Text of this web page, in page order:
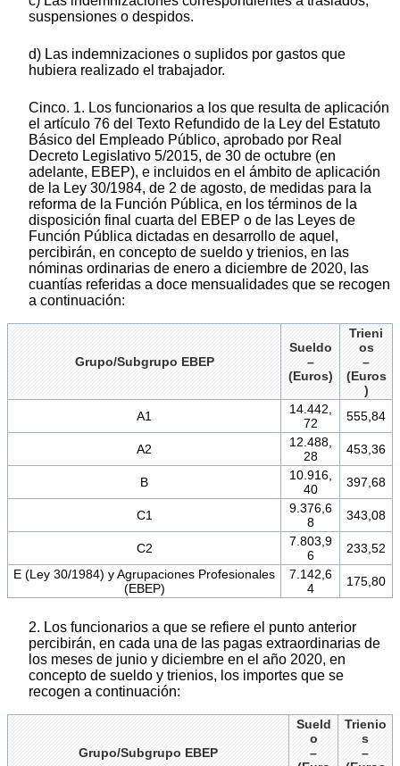
suspensiones o despidos.
d) Las indemnizaciones o suplidos por gastos que
hubiera realizado el trabajador.
Cinco. 1. Los funcionarios a los que resulta de aplicación
el artículo 76 del Texto Refundido de la Ley del Estatuto
Básico del Empleado Público, aprobado por Real
Decreto Legislativo 5/2015, de 30 de octubre (en
adelante, EBEP), e incluidos en el ámbito de aplicación
de la Ley 30/1984, de 2 de agosto, de medidas para la
reforma de la Función Pública, en los términos de la
disposición final cuarta del EBEP o de las Leyes de
Función Pública dictadas en desarrollo de aquel,
percibirán, en concepto de sueldo y trienios, en las
nóminas ordinarias de enero a diciembre de 2020, las
cuantías referidas a doce mensualidades que se recogen
a continuación:
Grupo/Subgrupo EBEP
Sueldo
–
(Euros)
Trieni
os
–
(Euros
)
A1
14.442,
72
555,84
A2
12.488,
28
453,36
B
10.916,
40
397,68
C1
9.376,6
8
343,08
C2
7.803,9
6
233,52
E (Ley 30/1984) y Agrupaciones Profesionales
(EBEP)
7.142,6
4
175,80
2. Los funcionarios a que se refiere el punto anterior
percibirán, en cada una de las pagas extraordinarias de
los meses de junio y diciembre en el año 2020, en
concepto de sueldo y trienios, los importes que se
recogen a continuación:
Grupo/Subgrupo EBEP
Sueld
o
–
Trienio
s
–